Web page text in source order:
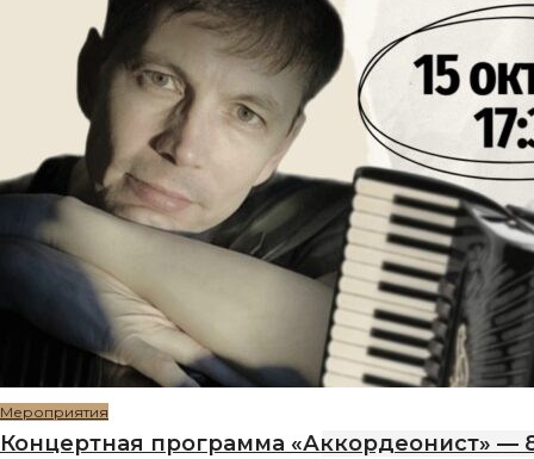
Мероприятия
Концертная программа «Аккордеонист» —